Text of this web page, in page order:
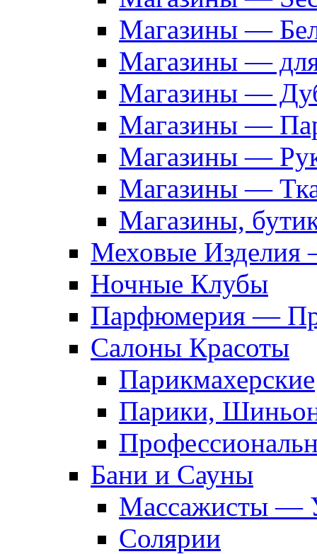
Магазины —
Магазины —
Магазины —
Магазины —
Магазины —
Магазины —
Магазины,
Меховые Изделия
Ночные Клубы
Парфюмерия —
Салоны Красоты
Парикмахерские
Парики,
Бани и Сауны
Массажисты —
Солярии